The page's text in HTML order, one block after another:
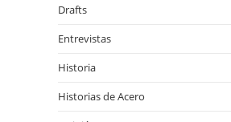
Drafts
Entrevistas
Historia
Historias de Acero